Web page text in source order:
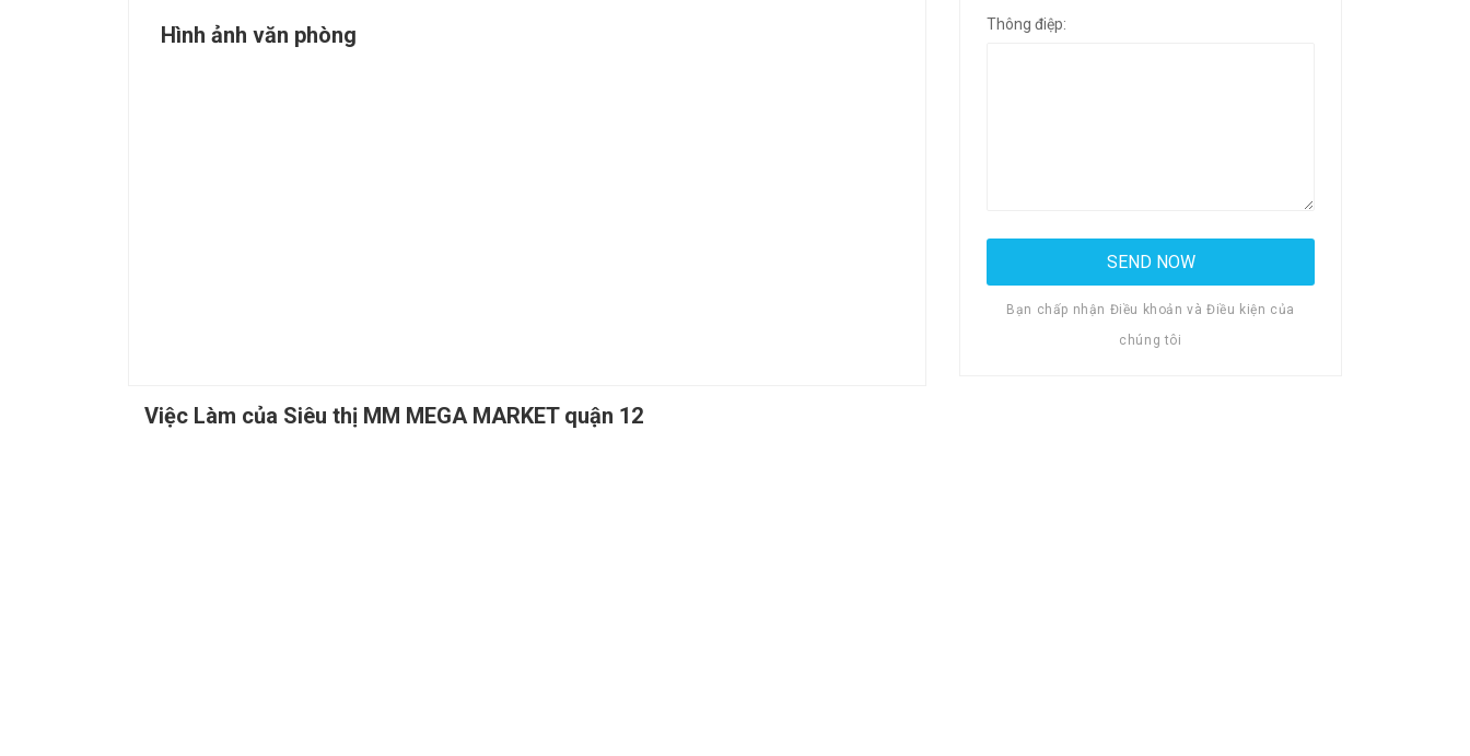
Hình ảnh văn phòng
Việc Làm của Siêu thị MM MEGA MARKET quận 12
Thông điệp:
Bạn chấp nhận Điều khoản và Điều kiện của
chúng tôi